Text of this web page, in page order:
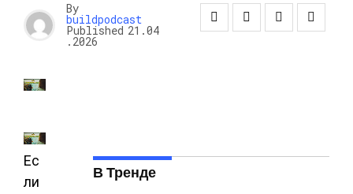
By
buildpodcast
Published 21.04
.2026
Ес
ли
В Тренде